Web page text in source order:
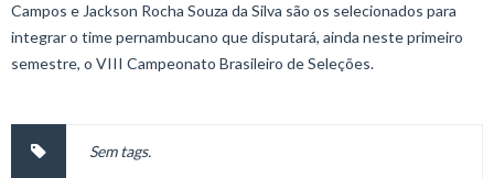
Campos e Jackson Rocha Souza da Silva são os selecionados para
integrar o time pernambucano que disputará, ainda neste primeiro
semestre, o VIII Campeonato Brasileiro de Seleções.
Sem tags.